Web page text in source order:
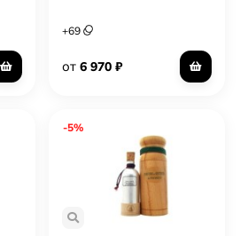
+69
от 6 970 ₽
-5%